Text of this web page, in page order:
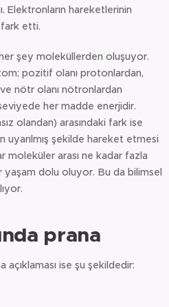
Elektronların hareketlerinin
fark etti.
şey moleküllerden oluşuyor.
pozitif olanı protonlardan,
nötr olanı nötronlardan
her madde enerjidir.
olandan) arasındaki fark ise
uyarılmış şekilde hareket etmesi
moleküler arası ne kadar fazla
yaşam dolu oluyor. Bu da bilimsel
prana
açıklaması ise şu şekildedir: